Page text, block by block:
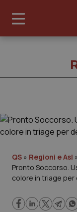
Governo e
Regioni e Asl
QS » Regioni e Asl »
Pronto Soccorso.
colore in triage per